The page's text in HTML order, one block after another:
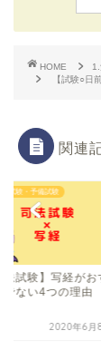
HOME
【試験○日
関連
長】ライバルを設
勉強効率を上げる
2020年6月